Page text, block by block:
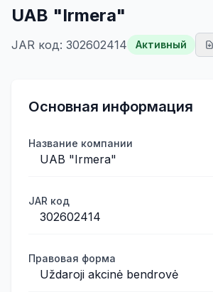
UAB "Irmera"
JAR код: 302602414 Активный
Основная информация
Название компании
UAB "Irmera"
JAR код
302602414
Правовая форма
Uždaroji akcinė bendrovė